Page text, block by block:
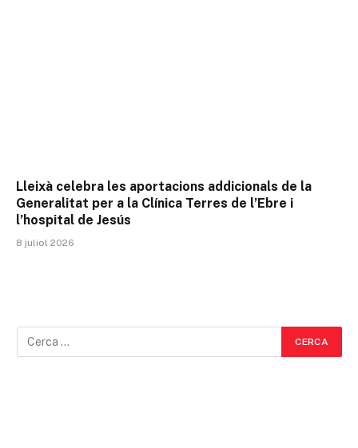
Lleixà celebra les aportacions addicionals de la
Generalitat per a la Clínica Terres de l’Ebre i
l’hospital de Jesús
8 juliol 2026